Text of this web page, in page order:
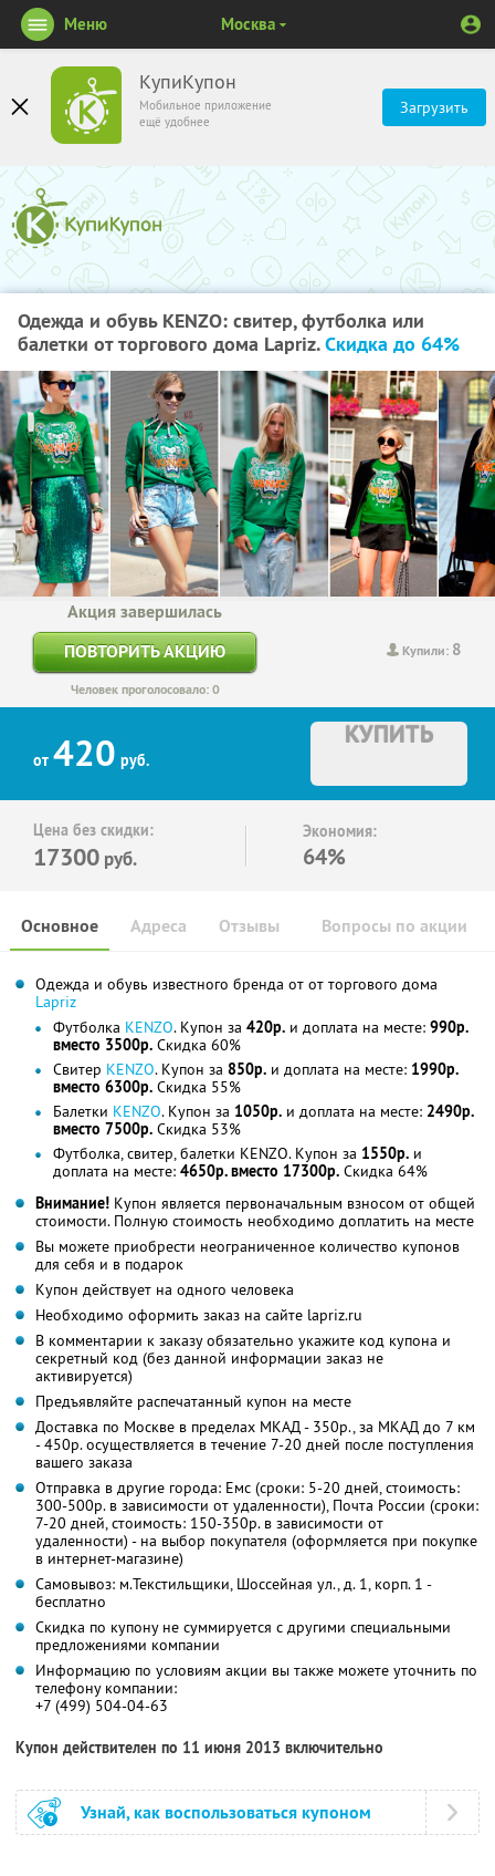
КупиКупон
Мобильное приложение
ещё удобнее
Загрузить
Меню Москва
Одежда и обувь KENZO: свитер, футболка или
балетки от торгового дома Lapriz.Скидка до 64%
Купили: 8
Акция завершилась
ПОВТОРИТЬ АКЦИЮ
Человек проголосовало: 0
от 420 руб.
КУПИТЬ
Цена без скидки:
17300 руб.
Экономия:
64%
Основное Отзывы Вопросы по акции
Адреса
Одежда и обувь известного бренда от от торгового дома
Lapriz
Футболка KENZO. Купон за 420р. и доплата на месте: 990р.
вместо 3500р. Скидка 60%
Свитер KENZO. Купон за 850р. и доплата на месте: 1990р.
вместо 6300р. Скидка 55%
Балетки KENZO. Купон за 1050р. и доплата на месте: 2490р.
вместо 7500р. Скидка 53%
Футболка, свитер, балетки KENZO. Купон за 1550р. и
доплата на месте: 4650р. вместо 17300р. Скидка 64%
Внимание! Купон является первоначальным взносом от общей
стоимости. Полную стоимость необходимо доплатить на месте
Вы можете приобрести неограниченное количество купонов
для себя и в подарок
Купон действует на одного человека
Необходимо оформить заказ на сайте lapriz.ru
В комментарии к заказу обязательно укажите код купона и
секретный код (без данной информации заказ не
активируется)
Предъявляйте распечатанный купон на месте
Доставка по Москве в пределах МКАД - 350р., за МКАД до 7 км
- 450р. осуществляется в течение 7-20 дней после поступления
вашего заказа
Отправка в другие города: Емс (сроки: 5-20 дней, стоимость:
300-500р. в зависимости от удаленности), Почта России (сроки:
7-20 дней, стоимость: 150-350р. в зависимости от
удаленности) - на выбор покупателя (оформляется при покупке
в интернет-магазине)
Самовывоз: м.Текстильщики, Шоссейная ул., д. 1, корп. 1 -
бесплатно
Скидка по купону не суммируется с другими специальными
предложениями компании
Информацию по условиям акции вы также можете уточнить по
телефону компании:
+7 (499) 504-04-63
Купон действителен по 11 июня 2013 включительно
Узнай, как воспользоваться купоном